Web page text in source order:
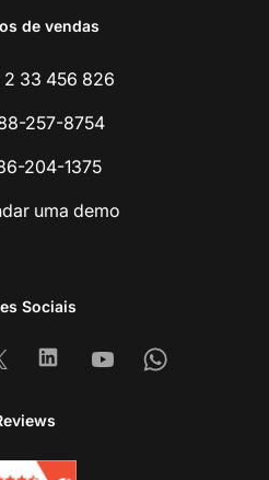
de vendas
2 33 456 826
257-8754
204-1375
uma demo
Sociais
LinkedinYoutubeWhatsapp